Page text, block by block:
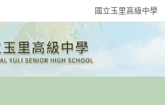
國立玉里高級中學